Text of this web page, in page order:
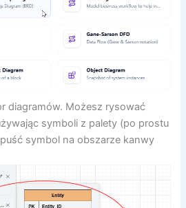
diagramów. Możesz rysować
symboli z palety (po prostu
symbol na obszarze kanwy